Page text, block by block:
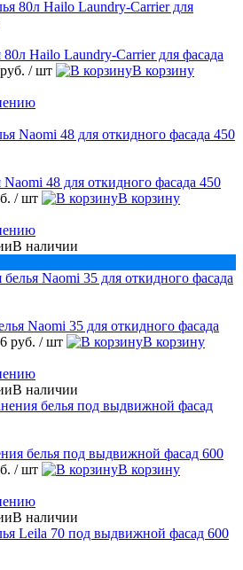
Hailo Laundry-Carrier для фасада
/ шт
В корзину
48 для откидного фасада 450
/ шт
В корзину
В наличии
Naomi 35 для откидного фасада
руб. / шт
В корзину
В наличии
белья под выдвижной фасад 600
/ шт
В корзину
В наличии